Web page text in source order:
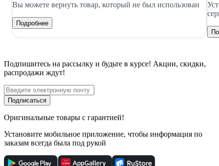
Вы можете вернуть товар, который не был использован
Подробнее
Подпишитесь на рассылку и будьте в курсе! Акции, скидки,
распродажи ждут!
Подписаться
Оригинальные товары с гарантией!
Установите мобильное приложение, чтобы информация по
заказам всегда была под рукой